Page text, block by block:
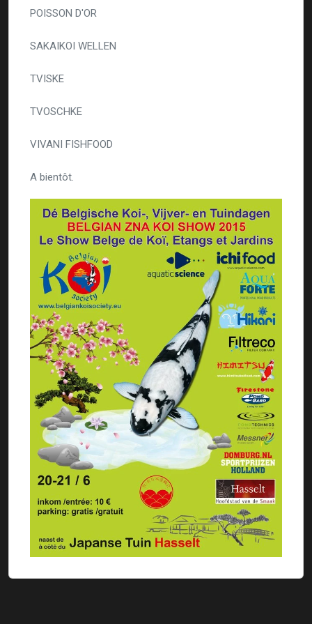
POISSON D'OR
SAKAIKOI WELLEN
TVISKE
TVOSCHKE
VIVANI FISHFOOD
A bientôt.